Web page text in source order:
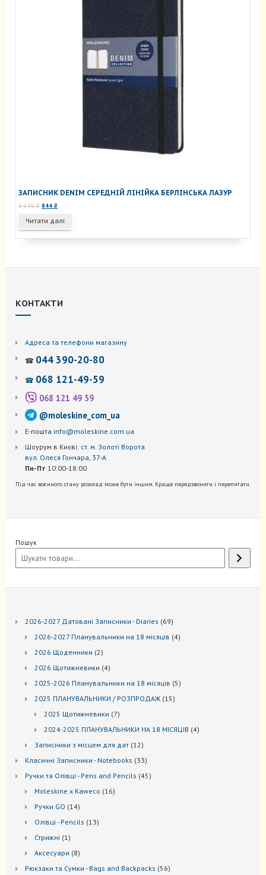
ЗАПИСНИК DENIM СЕРЕДНІЙ ЛІНІЙКА БЕРЛІНСЬКА ЛАЗУР
1 145₴ Оригінальна
1
145 ₴.
844 ₴Поточна
844 ₴.
Читати далі
КОНТАКТИ
Адреса та телефони магазину
☎ 044 390-20-80
☎ 068 121-49-59
068 121 49 59
@moleskine_com_ua
Е-пошта info@moleskine.com.ua
Шоурум в Києві: ст. м. Золоті Ворота
вул. Олеся Гончара, 37-А
Пн-Пт 10:00-18:00
Під час воєнного стану розклад може бути іншим. Краще передзвонити і перепитати.
Пошук
2026-2027 Датовані Записники - Diaries 6969
2026-2027 Планувальники на 18 місяців 44
2026 Щоденники 22
2026 Щотижневики 44
2025-2026 Планувальники на 18 місяців 55
2025 ПЛАНУВАЛЬНИКИ / РОЗПРОДАЖ 1515
2025 Щотижневики 77
2024-2025 ПЛАНУВАЛЬНИКИ НА 18 МІСЯЦІВ 44
Записники з місцем для дат 1212
Kласичні Записники - Notebooks 3333
Ручки та Олівці - Pens and Pencils 4545
Moleskine x Kaweco 1616
Ручки GO 1414
Oлівці - Pencils 1313
Стрижні 1 1
Аксесуари 88
Рюкзаки та Cумки - Bags and Backpacks 5656